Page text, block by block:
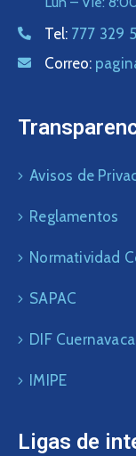
Tel: 777 329
Correo:
Avisos de
Reglamentos
Normatividad
SAPAC
DIF Cuernavaca
IMIPE
Ligas de